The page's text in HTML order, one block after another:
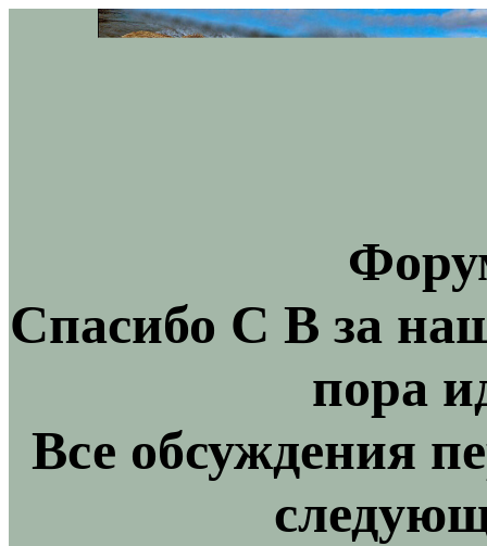
Спасибо С В за
пора
Все обсуждения